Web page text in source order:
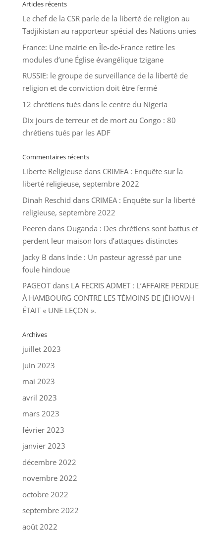
Articles récents
Le chef de la CSR parle de la liberté de religion au
Tadjikistan au rapporteur spécial des Nations unies
France: Une mairie en Île-de-France retire les
modules d’une Église évangélique tzigane
RUSSIE: le groupe de surveillance de la liberté de
religion et de conviction doit être fermé
12 chrétiens tués dans le centre du Nigeria
Dix jours de terreur et de mort au Congo : 80
chrétiens tués par les ADF
Commentaires récents
Liberte Religieusedans CRIMEA : Enquête sur la
liberté religieuse, septembre 2022
Dinah Reschid dans CRIMEA : Enquête sur la liberté
religieuse, septembre 2022
Peeren dans Ouganda : Des chrétiens sont battus et
perdent leur maison lors d’attaques distinctes
Jacky B dans Inde : Un pasteur agressé par une
foule hindoue
PAGEOTdans LA FECRIS ADMET : L’AFFAIRE PERDUE
À HAMBOURG CONTRE LES TÉMOINS DE JÉHOVAH
ÉTAIT « UNE LEÇON ».
Archives
juillet 2023
juin 2023
mai 2023
avril 2023
mars 2023
février 2023
janvier 2023
décembre 2022
novembre 2022
octobre 2022
septembre 2022
août 2022